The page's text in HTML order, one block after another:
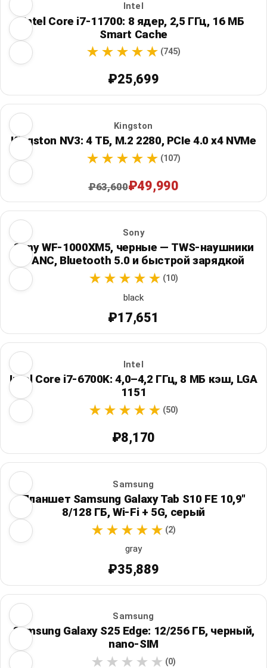
Intel
Intel Core i7-11700: 8 ядер, 2,5 ГГц, 16 МБ
Smart Cache
(745)
₽25,699
Kingston
Kingston NV3: 4 ТБ, M.2 2280, PCIe 4.0 x4 NVMe
(107)
₽63,600₽49,990
Sony
Sony WF-1000XM5, черные — TWS-наушники
с ANC, Bluetooth 5.0 и быстрой зарядкой
(10)
black
₽17,651
Intel
Intel Core i7-6700K: 4,0–4,2 ГГц, 8 МБ кэш, LGA
1151
(50)
₽8,170
Samsung
Планшет Samsung Galaxy Tab S10 FE 10,9"
8/128 ГБ, Wi‑Fi + 5G, серый
(2)
gray
₽35,889
Samsung
Samsung Galaxy S25 Edge: 12/256 ГБ, черный,
nano-SIM
(0)